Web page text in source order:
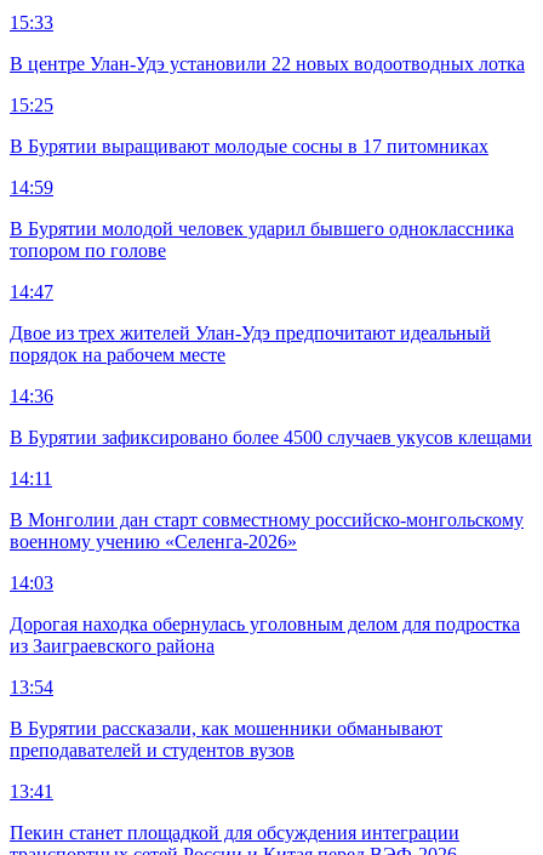
15:33
В центре Улан-Удэ установили 22 новых водоотводных лотка
15:25
В Бурятии выращивают молодые сосны в 17 питомниках
14:59
В Бурятии молодой человек ударил бывшего одноклассника
топором по голове
14:47
Двое из трех жителей Улан-Удэ предпочитают идеальный
порядок на рабочем месте
14:36
В Бурятии зафиксировано более 4500 случаев укусов клещами
14:11
В Монголии дан старт совместному российско-монгольскому
военному учению «Селенга-2026»
14:03
Дорогая находка обернулась уголовным делом для подростка
из Заиграевского района
13:54
В Бурятии рассказали, как мошенники обманывают
преподавателей и студентов вузов
13:41
Пекин станет площадкой для обсуждения интеграции